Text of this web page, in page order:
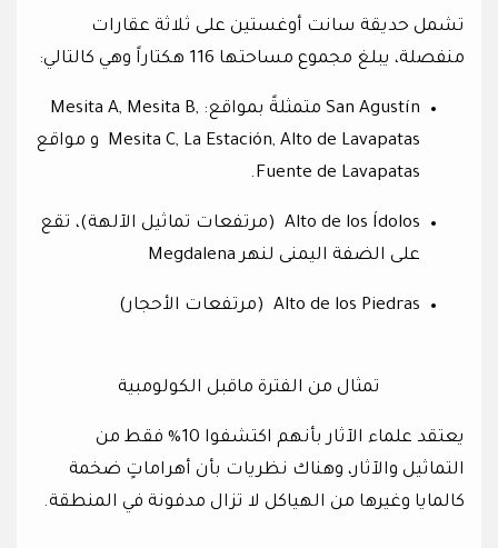
تشمل حديقة سانت أوغستين على ثلاثة عقارات
منفصلة، يبلغ مجموع مساحتها 116 هكتاراً وهي كالتالي:
San Agustín متمثلةً بمواقع: Mesita A, Mesita B,
Mesita C, La Estación, Alto de Lavapatas و مواقع
Fuente de Lavapatas.
Alto de los Ídolos (مرتفعات تماثيل الآلهة)، تقع
على الضفة اليمنى لنهر Megdalena
Alto de los Piedras (مرتفعات الأحجار)
تمثال من الفترة ماقبل الكولومبية
يعتقد علماء الآثار بأنهم اكتشفوا 10% فقط من
التماثيل والآثار، وهناك نظريات بأن أهراماتٍ ضخمة
كالمايا وغيرها من الهياكل لا تزال مدفونة في المنطقة.